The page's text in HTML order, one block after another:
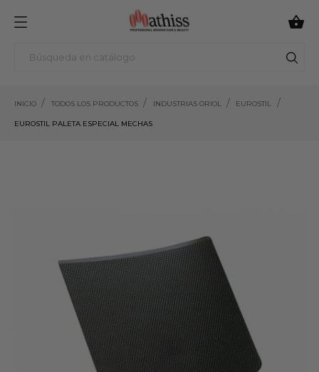

INICIO TODOS LOS PRODUCTOS INDUSTRIAS ORIOL EUROSTIL
EUROSTIL PALETA ESPECIAL MECHAS